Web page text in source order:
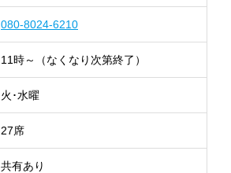
080-8024-6210
11時～（なくなり次第終了）
火･水曜
27席
共有あり